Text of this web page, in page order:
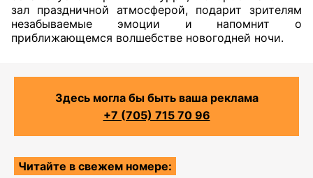
зал праздничной атмосферой, подарит зрителям
незабываемые эмоции и напомнит о
приближающемся волшебстве новогодней ночи.
Здесь могла бы быть ваша реклама
+7 (705) 715 70 96
Читайте в свежем номере: